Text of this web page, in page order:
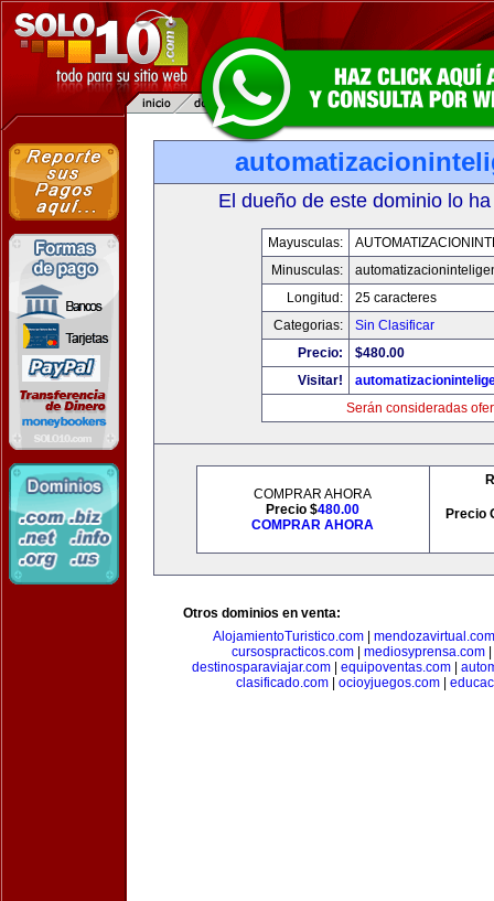
El dueño de este dominio lo
Mayusculas:
Minusculas:
Longitud:
25 caracteres
Categorias:
Sin Clasificar
Precio:
$480.00
Visitar!
Serán consideradas
COMPRAR AHORA
Precio $480.00
COMPRAR AHORA
Precio
Otros dominios en venta:
AlojamientoTuristico.com
mendozavirtual.com
cursospracticos.com| mediosyprensa.com|
destinosparaviajar.com
equipoventas.com
clasificado.com
ocioyjuegos.com